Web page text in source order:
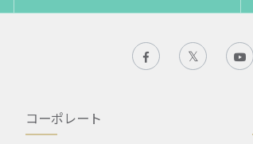
コーポレート